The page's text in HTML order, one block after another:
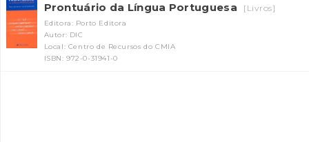
Prontuário da Língua Portuguesa [Livros]
Editora: Porto Editora
Autor: DIC
Local: Centro de Recursos do CMIA
ISBN: 972-0-31941-0